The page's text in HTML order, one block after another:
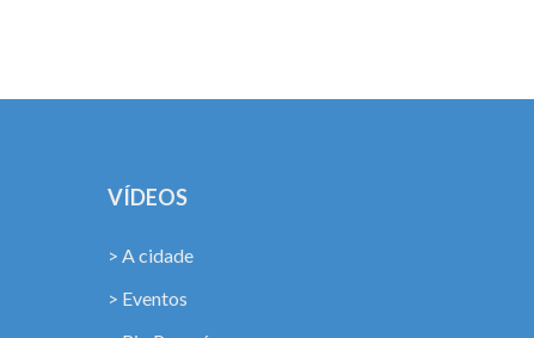
VÍDEOS
> A cidade
> Eventos